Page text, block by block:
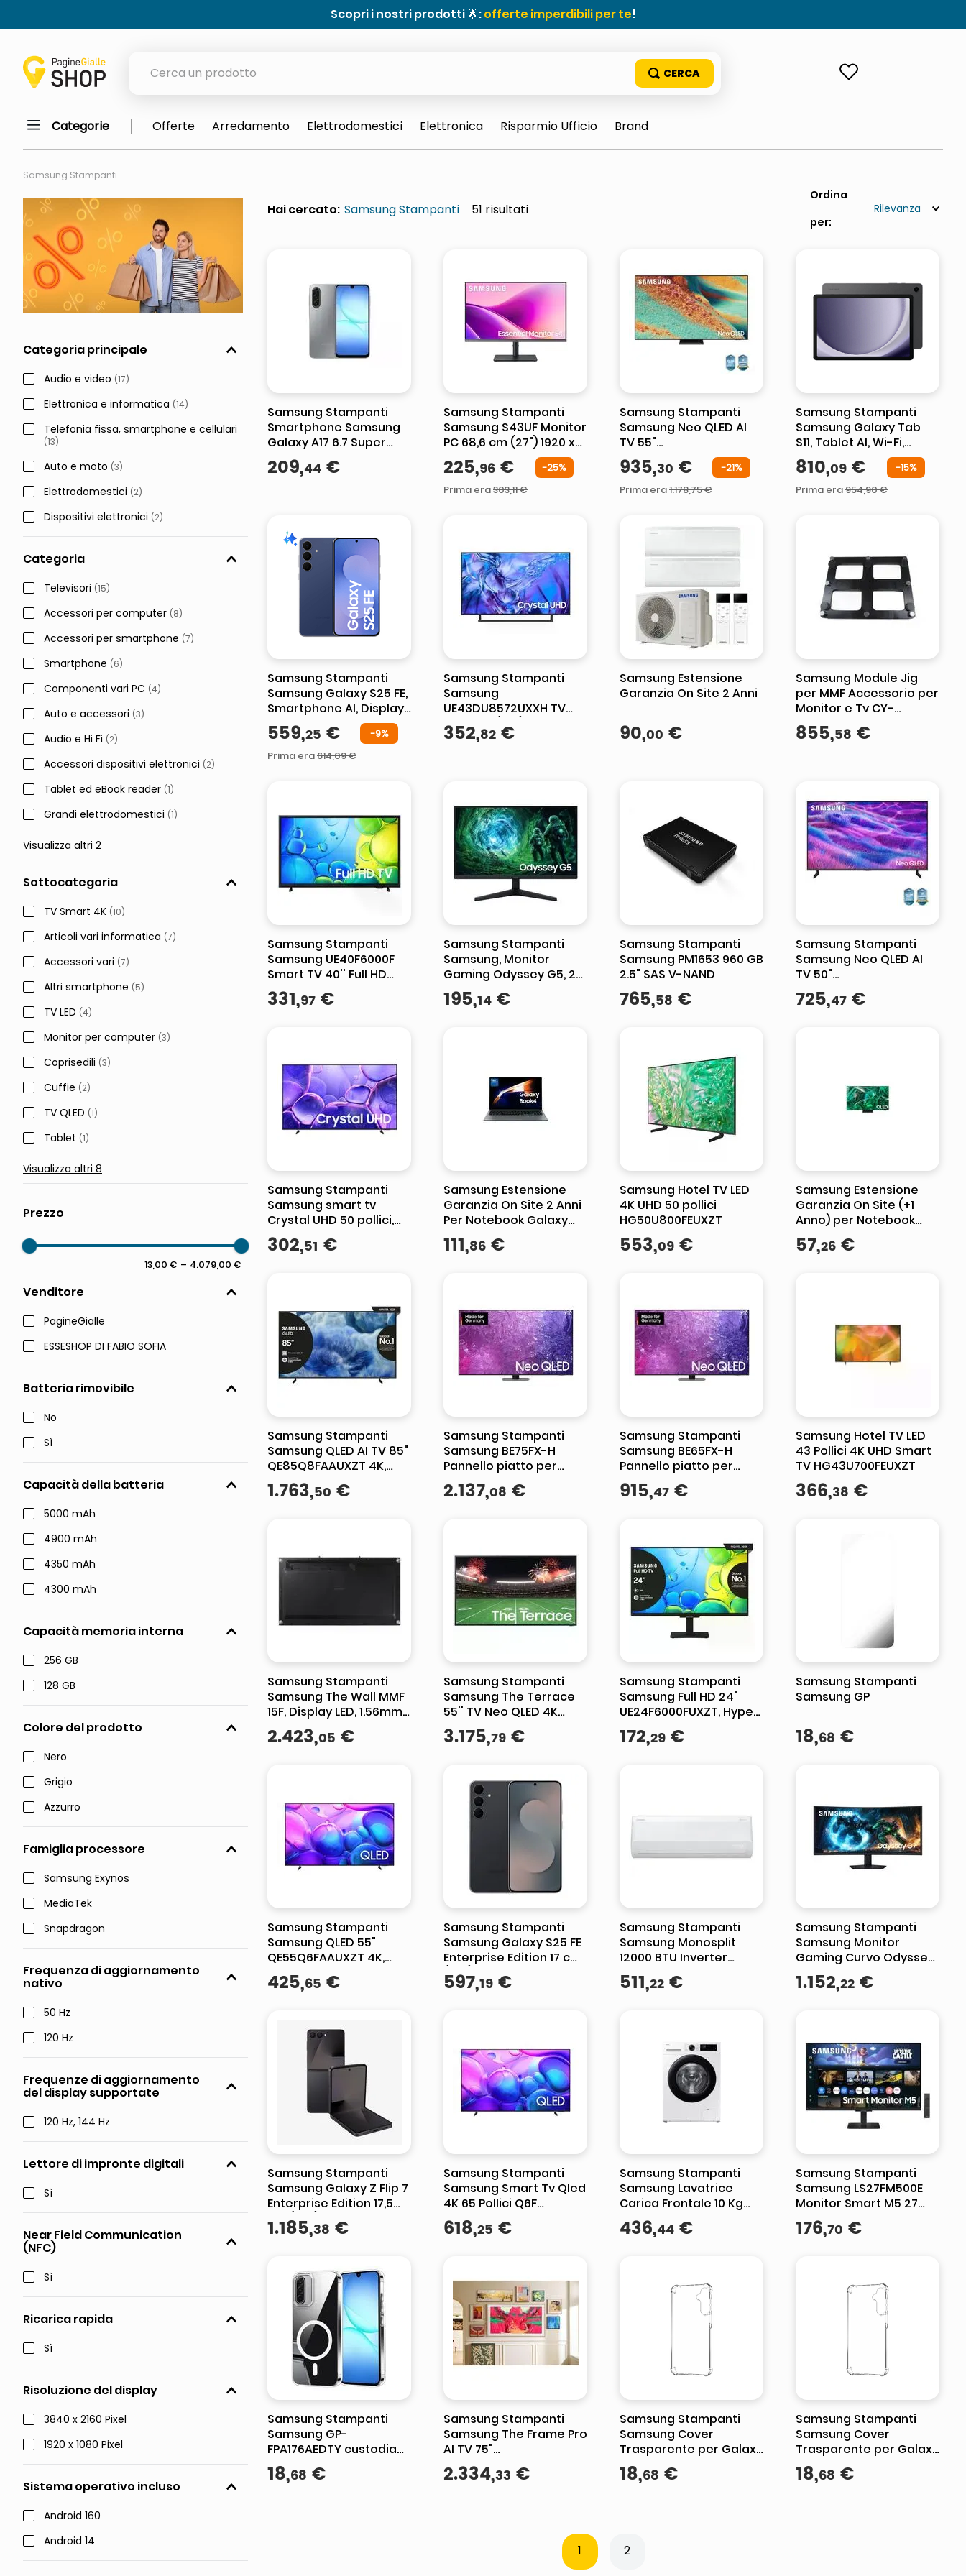
Scopri i nostri prodotti 🌟:offerte imperdibili per te!
porta tv
elenco
ombrelloni
italia independent occhiali sole 0703 thin rotondo sun
lucidatrice pavimenti
Categorie Offerte Arredamento Elettrodomestici Elettronica Risparmio Ufficio Brand
Samsung Stampanti
Categoria principale
Audio e video (17)
Elettronica e informatica (14)
Telefonia fissa, smartphone e cellulari
(13)
Auto e moto (3)
Elettrodomestici (2)
Dispositivi elettronici (2)
Categoria
Televisori (15)
Accessori per computer (8)
Accessori per smartphone (7)
Smartphone (6)
Componenti vari PC (4)
Auto e accessori (3)
Audio e Hi Fi (2)
Accessori dispositivi elettronici (2)
Tablet ed eBook reader (1)
Grandi elettrodomestici (1)
Visualizza altri 2
Sottocategoria
TV Smart 4K (10)
Articoli vari informatica (7)
Accessori vari (7)
Altri smartphone (5)
TV LED (4)
Monitor per computer (3)
Coprisedili (3)
Cuffie (2)
TV QLED (1)
Tablet (1)
Visualizza altri 8
Venditore
PagineGialle
ESSESHOP DI FABIO SOFIA
Batteria rimovibile
No
Sì
Capacità della batteria
5000 mAh
4900 mAh
4350 mAh
4300 mAh
Capacità memoria interna
256 GB
128 GB
Colore del prodotto
Nero
Grigio
Azzurro
Famiglia processore
Samsung Exynos
MediaTek
Snapdragon
Frequenza di aggiornamento
nativo
50 Hz
120 Hz
Frequenze di aggiornamento
del display supportate
120 Hz, 144 Hz
Lettore di impronte digitali
Sì
Near Field Communication
(NFC)
Sì
Ricarica rapida
Sì
Risoluzione del display
3840 x 2160 Pixel
1920 x 1080 Pixel
Sistema operativo incluso
Android 160
Android 14
13,00 € – 4.079,00 €
Hai cercato: Samsung Stampanti 51 Rilevanza
Samsung Stampanti
Smartphone Samsung
Galaxy A17 6.7 Super
AMOLED - 8GB - 256GB -
Fotocamera 50 MP -
209,44 €
Samsung Stampanti
Samsung S43UF Monitor
PC 68,6 cm (27") 1920 x
1080 Pixel Full HD LCD
Nero
225,96 € -25%
Prima era303,11€
Samsung Stampanti
Samsung Neo QLED AI
TV 55"
QE55QN85FAUXZT 4K
Mini LED, Processore
NQ4 AI Gen2, 4K AI
935,30 € -21%
Prima era1.178,75€
Samsung Stampanti
Samsung Galaxy Tab
S11, Tablet AI, Wi-Fi,
Design Leggero,
Strumenti AI
Multimodali, DeX, RAM
810,09 € -15%
Prima era954,90€
Samsung Stampanti
Samsung Galaxy S25 FE,
Smartphone AI, Display
Dynamic AMOLED 2X
6.7'', Fotocamera 50MP,
8GB RAM
559,25 € -9%
Prima era614,09€
Samsung Stampanti
Samsung
UE43DU8572UXXH TV
109,2 cm (43") 4K Ultra
HD Smart TV Wi-Fi
352,82 €
Samsung Estensione
Garanzia On Site 2 Anni
90,00 €
Samsung Module Jig
per MMF Accessorio per
Monitor e Tv CY-
WJFNGP-EN
855,58 €
Samsung Stampanti
Samsung UE40F6000F
Smart TV 40'' Full HD
HDR PurColor Tizen Nero
331,97 €
Samsung Stampanti
Samsung, Monitor
Gaming Odyssey G5, 27
pollici QHD, Flat,
2560x1440, FreeSync
195,14 €
Samsung Stampanti
Samsung PM1653 960 GB
2.5" SAS V-NAND
765,58 €
Samsung Stampanti
Samsung Neo QLED AI
TV 50"
QE50QN80FAUXZT 4K
Mini LED, Processore
725,47 €
Samsung Stampanti
Samsung smart tv
Crystal UHD 50 pollici,
4K Ultra HD, LED,
UE50U8092FU, Wi-Fi,
302,51 €
Samsung Estensione
Garanzia On Site 2 Anni
Per Notebook Galaxy
Book
111,86 €
Samsung Hotel TV LED
4K UHD 50 pollici
HG50U800FEUXZT
553,09 €
Samsung Estensione
Garanzia On Site (+1
Anno) per Notebook
Galaxy Book
57,26 €
Samsung Stampanti
Samsung QLED AI TV 85"
QE85Q8FAAUXZT 4K,
Processore Q4 AI, 4K
Upscaling, Color
1.763,50 €
Samsung Stampanti
Samsung BE75FX-H
Pannello piatto per
segnaletica digitale
190,5 cm (75") LED Wi
2.137,08 €
Samsung Stampanti
Samsung BE65FX-H
Pannello piatto per
segnaletica digitale
165,1 cm (65") LED Wi
915,47 €
Samsung Hotel TV LED
43 Pollici 4K UHD Smart
TV HG43U700FEUXZT
366,38 €
Samsung Stampanti
Samsung The Wall MMF
15F, Display LED, 1.56mm,
600Nit
2.423,05 €
Samsung Stampanti
Samsung The Terrace
55'' TV Neo QLED 4K
Smart TV 2024
3.175,79 €
Samsung Stampanti
Samsung Full HD 24"
UE24F6000FUXZT, Hyper
Real Processor, HDR &
Pur Color, Smart
172,29 €
Samsung Stampanti
Samsung GP
18,68 €
Samsung Stampanti
Samsung QLED 55"
QE55Q6FAAUXZT 4K,
Processore Q4 Lite, 4K
Upscaling, Color
425,65 €
Samsung Stampanti
Samsung Galaxy S25 FE
Enterprise Edition 17 cm
(6.7") Doppia SIM
Android 16.0 5G USB tipo
597,19 €
Samsung Stampanti
Samsung Monosplit
12000 BTU Inverter
Pompa Calore A++
Bianco
511,22 €
Samsung Stampanti
Samsung Monitor
Gaming Curvo Odyssey
G7 G75F 40'' WUHD 1 ms
FreeSync Premium Pro
1.152,22 €
Samsung Stampanti
Samsung Galaxy Z Flip 7
Enterprise Edition 17,5
cm (6.9") Doppia SIM
Android 16.0 5G USB tipo
1.185,38 €
Samsung Stampanti
Samsung Smart Tv Qled
4K 65 Pollici Q6F
Processore 4K Lite
Tizen
618,25 €
Samsung Stampanti
Samsung Lavatrice
Carica Frontale 10 Kg
Classe A Crystal Clean
Bianca
436,44 €
Samsung Stampanti
Samsung LS27FM500E
Monitor Smart M5 27
Pollici Full HD Flat Nero
176,70 €
Samsung Stampanti
Samsung GP-
FPA176AEDTY custodia
per cellulare 17 cm (6.7")
Cover Trasparente
18,68 €
Samsung Stampanti
Samsung The Frame Pro
AI TV 75"
QE75LS03FWUXZT 4K,
Processore NQ4 AI
2.334,33 €
Samsung Stampanti
Samsung Cover
Trasparente per Galaxy
A56 con Angoli
Rinforzati - Custodia
18,68 €
Samsung Stampanti
Samsung Cover
Trasparente per Galaxy
A36 con Angoli
Rinforzati - Protezione
18,68 €
1 2